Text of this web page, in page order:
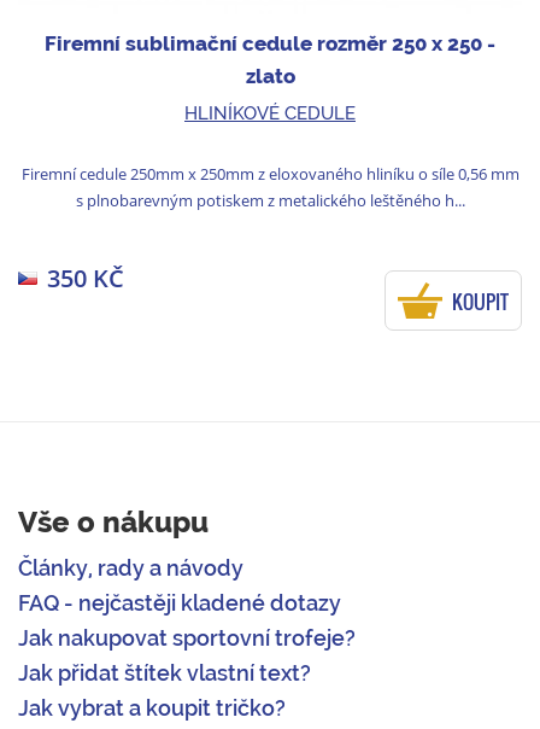
Firemní sublimační cedule rozměr 250 x 250 -
zlato
HLINÍKOVÉ CEDULE
Firemní cedule 250mm x 250mm z eloxovaného hliníku o síle 0,56 mm
s plnobarevným potiskem z metalického leštěného h...
350 KČ
KOUPIT
Vše o nákupu
Články, rady a návody
FAQ - nejčastěji kladené dotazy
Jak nakupovat sportovní trofeje?
Jak přidat štítek vlastní text?
Jak vybrat a koupit tričko?